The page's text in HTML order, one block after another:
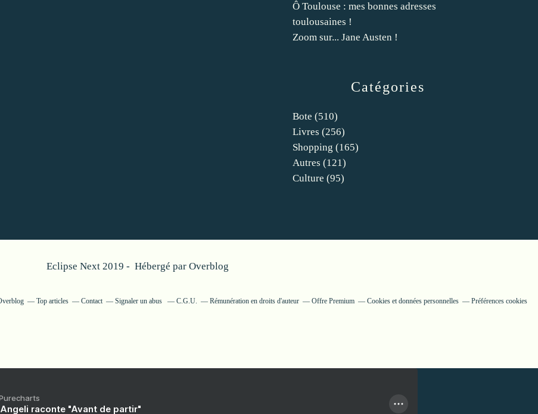
Catégories
Bote (510)
Livres (256)
Shopping (165)
Autres (121)
Culture (95)
Ô Toulouse : mes bonnes adresses
toulousaines !
Zoom sur... Jane Austen !
Eclipse Next 2019 - Hébergé par Overblog
Top articles Contact Signaler un abus C.G.U. Rémunération en droits d'auteur Offre Premium Cookies et données personnelles Préférences cookies
Angeli raconte "Avant de partir"